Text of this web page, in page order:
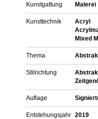
Kunstgattung Malerei
Kunsttechnik
Acryl
Mixed
Thema
Stilrichtung
Auflage
Entstehungsjahr 2019